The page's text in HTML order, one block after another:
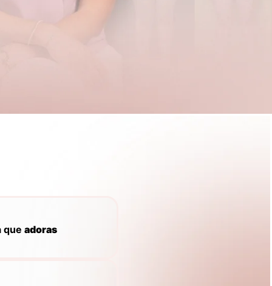
que adoras